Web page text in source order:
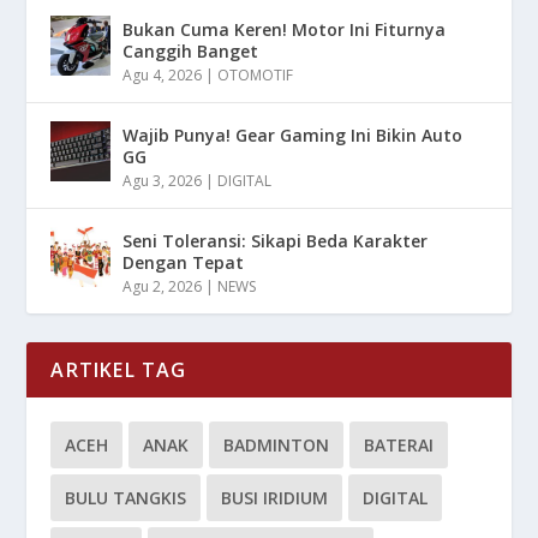
Bukan Cuma Keren! Motor Ini Fiturnya
Canggih Banget
Agu 4, 2026 | OTOMOTIF
Wajib Punya! Gear Gaming Ini Bikin Auto
GG
Agu 3, 2026 | DIGITAL
Seni Toleransi: Sikapi Beda Karakter
Dengan Tepat
Agu 2, 2026 | NEWS
ARTIKEL TAG
ACEH ANAK BADMINTON BATERAI
BULU TANGKIS BUSI IRIDIUM DIGITAL